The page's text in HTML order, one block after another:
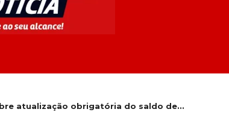
atualização obrigatória do saldo de...